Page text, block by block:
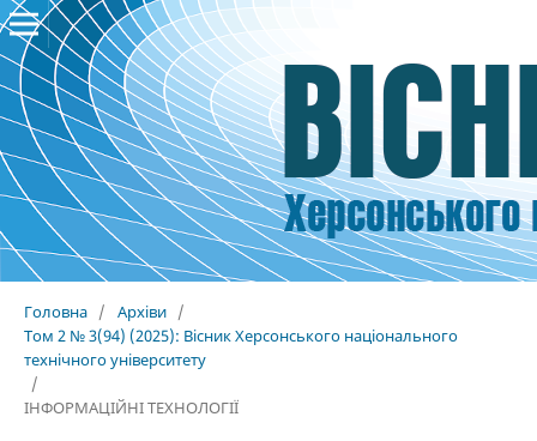
Головна / Архіви /
Том 2 № 3(94) (2025): Вісник Херсонського національного
технічного університету
/
ІНФОРМАЦІЙНІ ТЕХНОЛОГІЇ